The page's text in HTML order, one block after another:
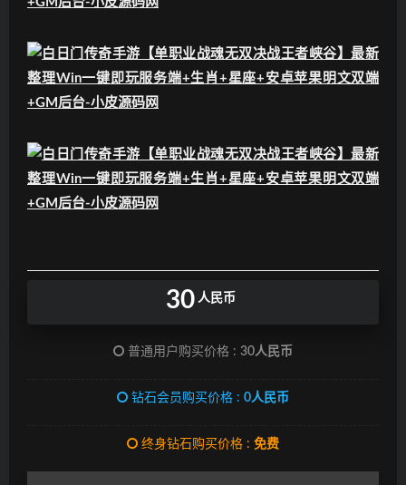
30 人民币
普通用户购买价格 : 30人民币
钻石会员购买价格 : 0人民币
终身钻石购买价格 : 免费